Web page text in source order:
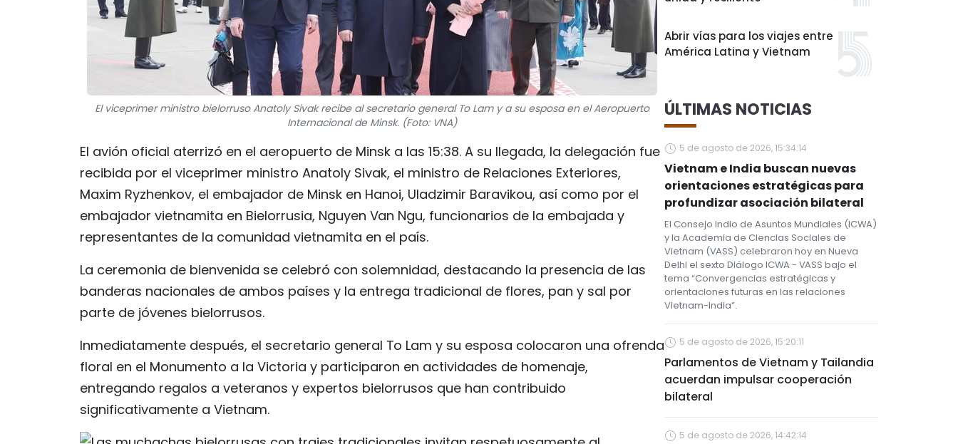
El viceprimer ministro bielorruso Anatoly Sivak recibe al secretario general To Lam y a su esposa en el Aeropuerto
Internacional de Minsk. (Foto: VNA)
El avión oficial aterrizó en el aeropuerto de Minsk a las 15:38. A su llegada, la delegación fue
recibida por el viceprimer ministro Anatoly Sivak, el ministro de Relaciones Exteriores,
Maxim Ryzhenkov, el embajador de Minsk en Hanoi, Uladzimir Baravikou, así como por el
embajador vietnamita en Bielorrusia, Nguyen Van Ngu, funcionarios de la embajada y
representantes de la comunidad vietnamita en el país.
La ceremonia de bienvenida se celebró con solemnidad, destacando la presencia de las
banderas nacionales de ambos países y la entrega tradicional de flores, pan y sal por
parte de jóvenes bielorrusos.
Inmediatamente después, el secretario general To Lam y su esposa colocaron una ofrenda
floral en el Monumento a la Victoria y participaron en actividades de homenaje,
entregando regalos a veteranos y expertos bielorrusos que han contribuido
significativamente a Vietnam.
Abrir vías para los viajes entre
América Latina y Vietnam
ÚLTIMAS NOTICIAS
5 de agosto de 2026, 15:34:14
Vietnam e India buscan nuevas
orientaciones estratégicas para
profundizar asociación bilateral
El Consejo Indio de Asuntos Mundiales (ICWA)
y la Academia de Ciencias Sociales de
Vietnam (VASS) celebraron hoy en Nueva
Delhi el sexto Diálogo ICWA - VASS bajo el
tema “Convergencias estratégicas y
orientaciones futuras en las relaciones
Vietnam-India”.
5 de agosto de 2026, 15:20:11
Parlamentos de Vietnam y Tailandia
acuerdan impulsar cooperación
bilateral
5 de agosto de 2026, 14:42:14